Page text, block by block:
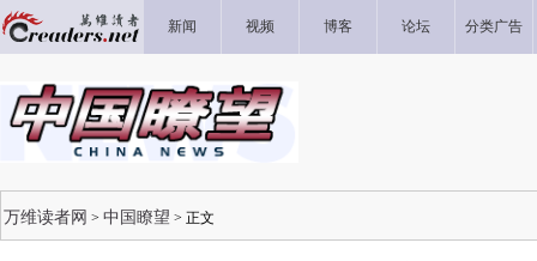
新闻 视频 博客 论坛 分类广告
万维读者网 > 中国瞭望 > 正文